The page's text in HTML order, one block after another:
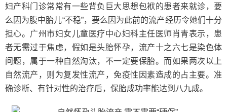
妇产科门诊常常有一些背负巨大思想包袱的患者来就诊，要
么因为腹中胎儿“不稳”，要么因为此前的流产经历令她们十分
担心。广州市妇女儿童医疗中心妇科主任医师肖青表示，患
者无需过于焦虑，假如是头胎怀孕，流产十之六七是染色体
问题，属于一种自然淘汰，不一定要保胎。而如果两次以上
自然流产，则为复发性流产，免疫性因素造成的占主要。准
确诊断、有针对性的治疗后，保胎成功率能达到八九成。